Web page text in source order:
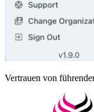
Vertrauen von